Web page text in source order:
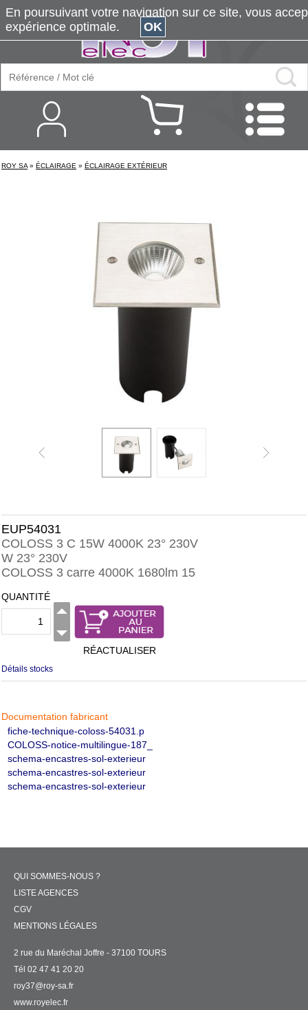
ROY SA » ÉCLAIRAGE » ÉCLAIRAGE EXTÉRIEUR
EUP54031
COLOSS 3 C 15W 4000K 23° 230V
W 23° 230V
COLOSS 3 carre 4000K 1680lm 15
QUANTITÉ
RÉACTUALISER
Détails stocks
Documentation fabricant
fiche-technique-coloss-54031.p
COLOSS-notice-multilingue-187_
schema-encastres-sol-exterieur
schema-encastres-sol-exterieur
schema-encastres-sol-exterieur
QUI SOMMES-NOUS ?
LISTE AGENCES
CGV
MENTIONS LÉGALES
2 rue du Maréchal Joffre - 37100 TOURS
Tél 02 47 41 20 20
roy37@roy-sa.fr
www.royelec.fr
En poursuivant votre navigation sur ce site, vous
expérience optimale.
OK